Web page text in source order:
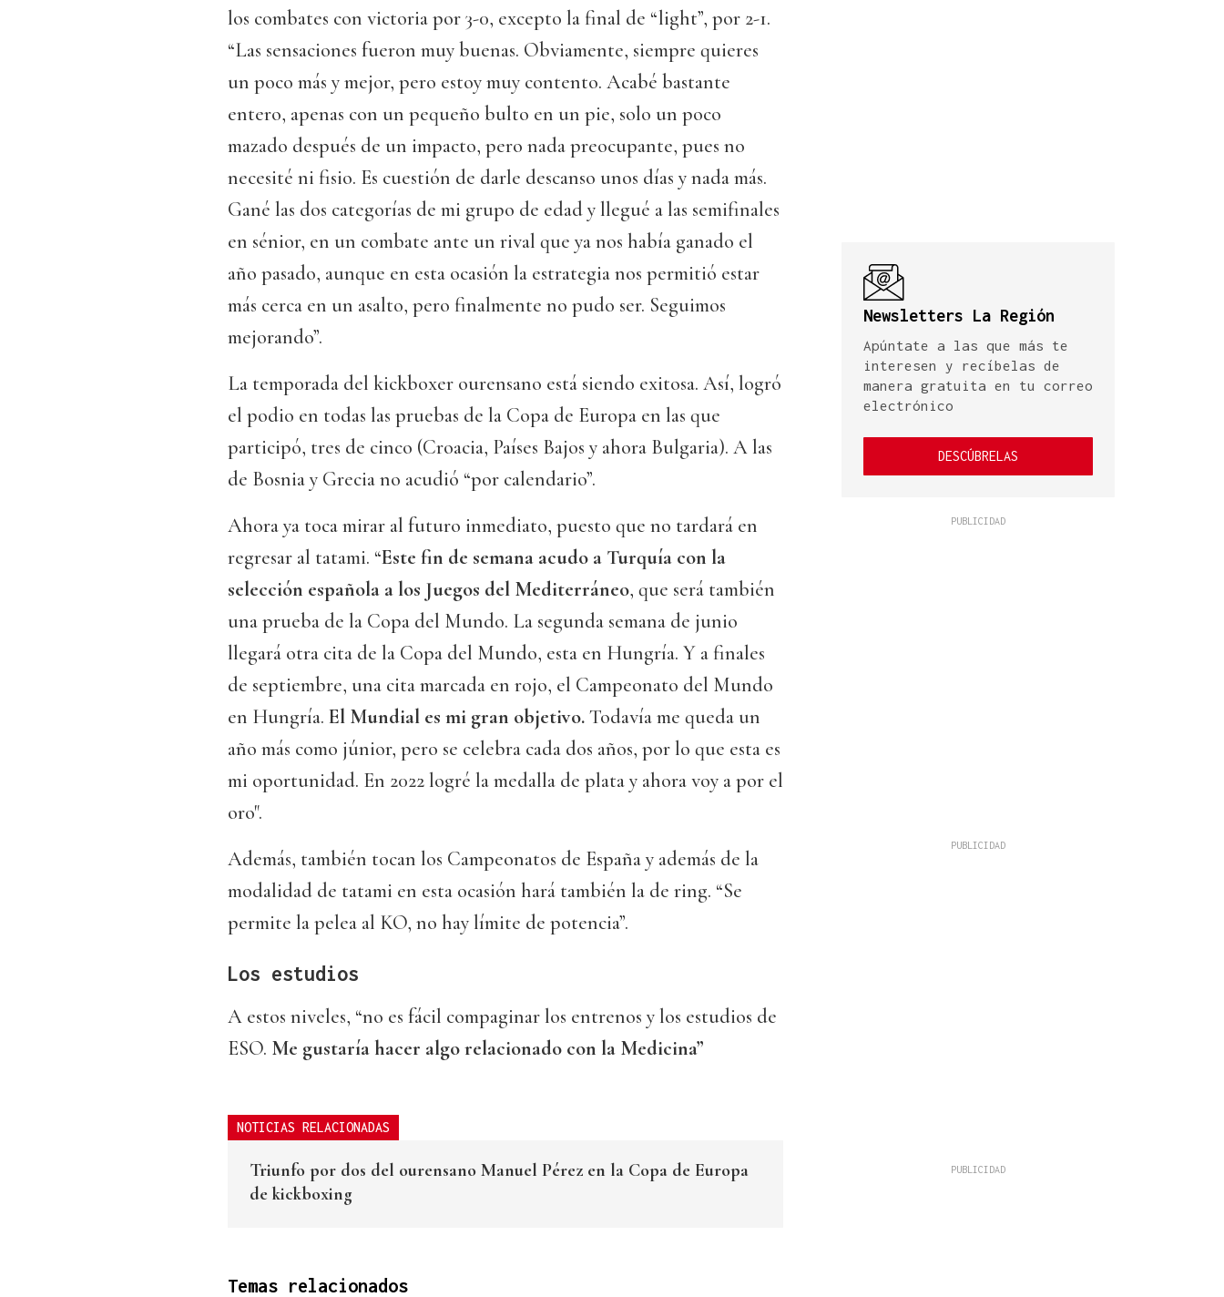
los combates con victoria por 3-0, excepto la final de “light”, por 2-1.
“Las sensaciones fueron muy buenas. Obviamente, siempre quieres
un poco más y mejor, pero estoy muy contento. Acabé bastante
entero, apenas con un pequeño bulto en un pie, solo un poco
mazado después de un impacto, pero nada preocupante, pues no
necesité ni fisio. Es cuestión de darle descanso unos días y nada más.
Gané las dos categorías de mi grupo de edad y llegué a las semifinales
en sénior, en un combate ante un rival que ya nos había ganado el
año pasado, aunque en esta ocasión la estrategia nos permitió estar
más cerca en un asalto, pero finalmente no pudo ser. Seguimos
mejorando”.
La temporada del kickboxer ourensano está siendo exitosa. Así, logró
el podio en todas las pruebas de la Copa de Europa en las que
participó, tres de cinco (Croacia, Países Bajos y ahora Bulgaria). A las
de Bosnia y Grecia no acudió “por calendario”.
Ahora ya toca mirar al futuro inmediato, puesto que no tardará en
regresar al tatami. “Este fin de semana acudo a Turquía con la
selección española a los Juegos del Mediterráneo, que será también
una prueba de la Copa del Mundo. La segunda semana de junio
llegará otra cita de la Copa del Mundo, esta en Hungría. Y a finales
de septiembre, una cita marcada en rojo, el Campeonato del Mundo
en Hungría. El Mundial es mi gran objetivo.Todavía me queda un
año más como júnior, pero se celebra cada dos años, por lo que esta es
mi oportunidad. En 2022 logré la medalla de plata y ahora voy a por el
oro".
Además, también tocan los Campeonatos de España y además de la
modalidad de tatami en esta ocasión hará también la de ring. “Se
permite la pelea al KO, no hay límite de potencia”.
Los estudios
A estos niveles, “no es fácil compaginar los entrenos y los estudios de
ESO. Me gustaría hacer algo relacionado con la Medicina”
NOTICIAS RELACIONADAS
Triunfo por dos del ourensano Manuel Pérez en la Copa de Europa
de kickboxing
Temas relacionados
Newsletters La Región
Apúntate a las que más te
interesen y recíbelas de
manera gratuita en tu correo
electrónico
DESCÚBRELAS